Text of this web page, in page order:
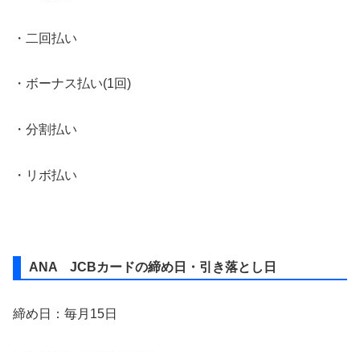
・二回払い
・ボーナス払い(1回)
・分割払い
・リボ払い
ANA JCBカードの締め日・引き落とし日
締め日：毎月15日